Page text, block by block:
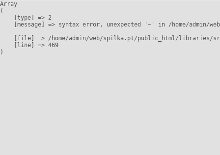
Array
(
    [type] => 2
[message] => syntax error, unexpected '~' in /home/admin/
[file] => /home/admin/web/spilka.pt/public_html/libraries/
    [line] => 469